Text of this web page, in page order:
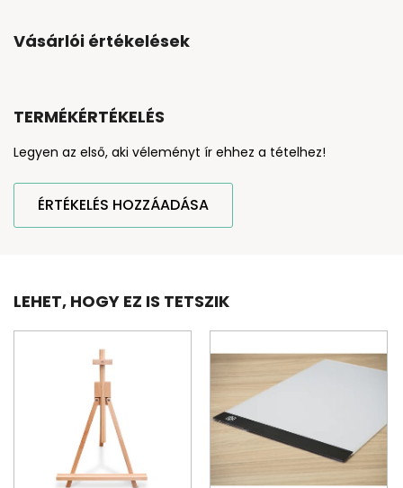
Vásárlói értékelések
TERMÉKÉRTÉKELÉS
Legyen az első, aki véleményt ír ehhez a tételhez!
ÉRTÉKELÉS HOZZÁADÁSA
LEHET, HOGY EZ IS TETSZIK